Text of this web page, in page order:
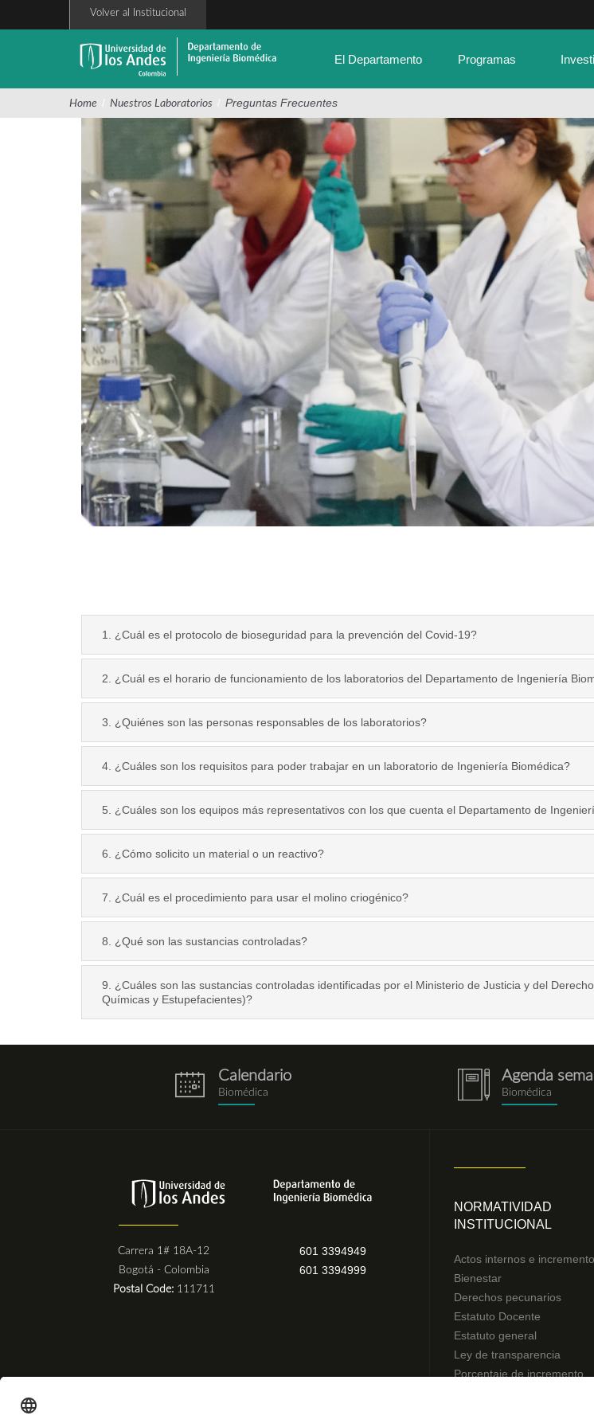
Volver al Institucional
El Departamento Programas
Home / Nuestros Laboratorios / Preguntas Frecuentes
1. ¿Cuál es el protocolo de bioseguridad para la prevención del Covid-19?
2. ¿Cuál es el horario de funcionamiento de los laboratorios del Departamento de Ingeniería
3. ¿Quiénes son las personas responsables de los laboratorios?
4. ¿Cuáles son los requisitos para poder trabajar en un laboratorio de Ingeniería Biomédica?
5. ¿Cuáles son los equipos más representativos con los que cuenta el Departamento de
6. ¿Cómo solicito un material o un reactivo?
7. ¿Cuál es el procedimiento para usar el molino criogénico?
8. ¿Qué son las sustancias controladas?
9. ¿Cuáles son las sustancias controladas identificadas por el Ministerio de Justicia y del
Químicas y Estupefacientes)?
eventos.png
Calendario
Biomédica notebook.png
Agenda
Biomédica
Carrera 1# 18A-12
Bogotá - Colombia
Postal Code: 111711
601 3394949
601 3394999
NORMATIVIDAD
INSTITUCIONAL
Actos internos e incremento
Bienestar
Derechos pecunarios
Estatuto Docente
Estatuto general
Ley de transparencia
Porcentaje de incremento